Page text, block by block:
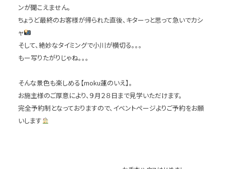
ンが聞こえません。
ちょうど最終のお客様が帰られた直後、キターっと思って急いでカシ
ャ
そして、絶妙なタイミングで小川が横切る。。。
もー写りたがりじゃね。。。
そんな景色も楽しめる【moku蓮のいえ】。
お施主様のご厚意により、９月２８日まで見学いただけます。
完全予約制となっておりますので、イベントページよりご予約をお願
いします